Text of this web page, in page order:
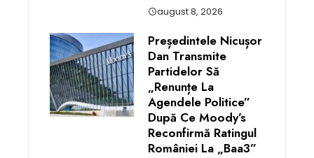
august 8, 2026
Președintele Nicușor
Dan Transmite
Partidelor Să
„renunțe La
Agendele Politice”
După Ce Moody’s
Reconfirmă Ratingul
României La „Baa3”